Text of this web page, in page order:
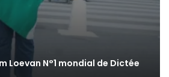
Loevan N°1 mondial de Dictée